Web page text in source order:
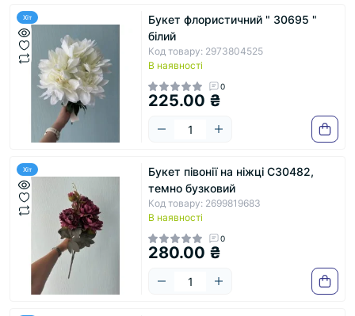
Хіт
Букет флористичний " 30695 "
білий
Код товару: 2973804525
В наявності
0
225.00 ₴
Хіт
Букет півонії на ніжці С30482,
темно бузковий
Код товару: 2699819683
В наявності
0
280.00 ₴